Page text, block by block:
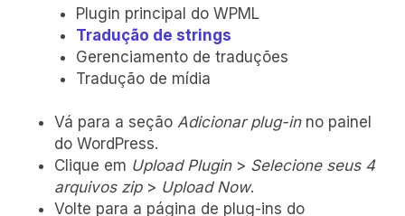
Plugin principal do WPML
Tradução de strings
Gerenciamento de traduções
Tradução de mídia
Vá para a seção Adicionar plug-inno painel
do WordPress.
Clique em Upload Plugin> Selecione seus 4
arquivos zip> Upload Now.
Volte para a página de plug-ins do